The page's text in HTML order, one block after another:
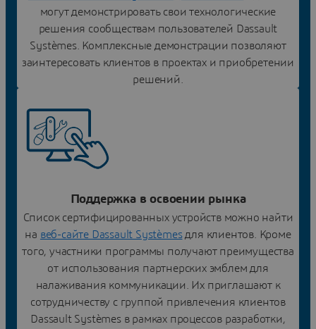
могут демонстрировать свои технологические
решения сообществам пользователей Dassault
Systèmes. Комплексные демонстрации позволяют
заинтересовать клиентов в проектах и приобретении
решений.
Поддержка в освоении рынка
Список сертифицированных устройств можно найти
на веб-сайте Dassault Systèmesдля клиентов. Кроме
того, участники программы получают преимущества
от использования партнерских эмблем для
налаживания коммуникации. Их приглашают к
сотрудничеству с группой привлечения клиентов
Dassault Systèmes в рамках процессов разработки,